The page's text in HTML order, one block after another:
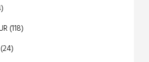
(118)
(24)